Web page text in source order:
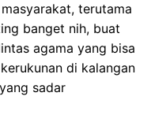
terutama
banget nih, buat
agama yang bisa
di kalangan
sadar